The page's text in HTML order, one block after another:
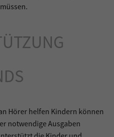
Hörer helfen Kindern können
notwendige Ausgaben